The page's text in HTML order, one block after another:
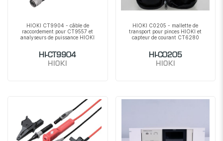
HIOKI CT9904 - câble de
raccordement pour CT9557 et
analyseurs de puissance HIOKI
HI-CT9904
HIOKI
HIOKI C0205 - mallette de
transport pour pinces HIOKI et
capteur de courant CT6280
HI-C0205
HIOKI